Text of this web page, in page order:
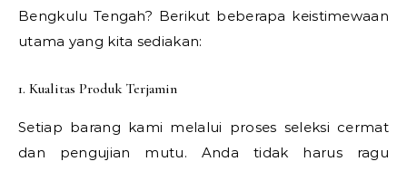
Bengkulu Tengah? Berikut beberapa keistimewaan
utama yang kita sediakan:
1. Kualitas Produk Terjamin
Setiap barang kami melalui proses seleksi cermat
dan pengujian mutu. Anda tidak harus ragu